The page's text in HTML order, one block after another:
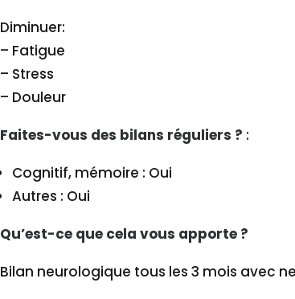
Diminuer:
– Fatigue
– Stress
– Douleur
Faites-vous des bilans réguliers ? :
Cognitif, mémoire : Oui
Autres : Oui
Qu’est-ce que cela vous apporte ?
Bilan neurologique tous les 3 mois avec